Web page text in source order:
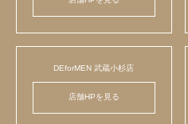
DEforMEN 武蔵小杉店
店舗HPを見る